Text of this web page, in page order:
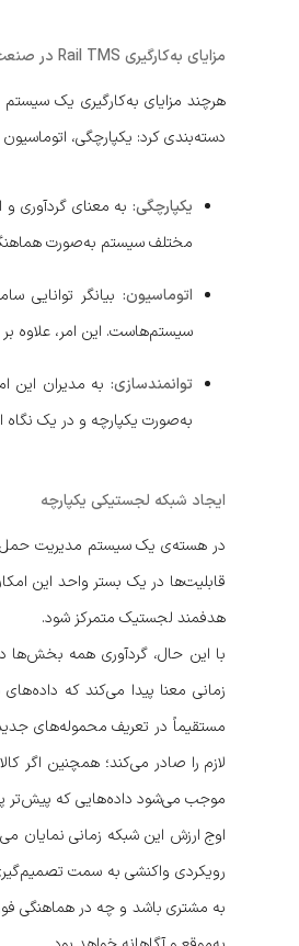
مزایای به‌کارگیری Rail TMS در صنعت لجستیک ریلی
دسته‌بندی کرد: یکپارچگی،
یکپارچگی: به معنای گردآوری
مختلف سیستم به‌صورت هماهنگ
اتوماسیون: بیانگر توانایی
سیستم‌هاست. این امر، علاوه
توانمندسازی: به مدیران این
به‌صورت یکپارچه و در یک نگاه
ایجاد شبکه لجستیکی یکپارچه
قابلیت‌ها در یک بستر واحد این
هدفمند لجستیک متمرکز شود.
با این حال، گردآوری همه بخش‌ها
زمانی معنا پیدا می‌کند که
مستقیماً در تعریف محموله‌های
لازم را صادر می‌کند؛ همچنین اگر
موجب می‌شود داده‌هایی که پیش‌تر
اوج ارزش این شبکه زمانی نمایان
رویکردی واکنشی به سمت
به مشتری باشد و چه در هماهنگی